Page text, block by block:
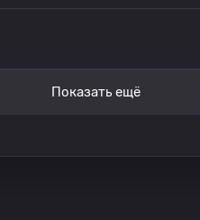
Показать ещё